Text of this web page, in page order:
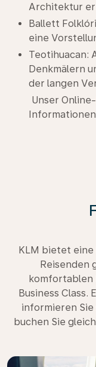
Architektur
Ballett
eine
Teotihuacan:
Denkmälern
der langen
Unser Online-
KLM bietet eine
Reisenden
komfortablen
Business Class.
informieren Sie
buchen Sie